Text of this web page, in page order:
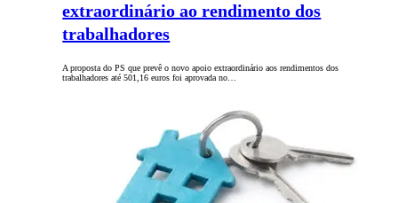
extraordinário ao rendimento dos
trabalhadores
A proposta do PS que prevê o novo apoio extraordinário aos rendimentos dos
trabalhadores até 501,16 euros foi aprovada no…